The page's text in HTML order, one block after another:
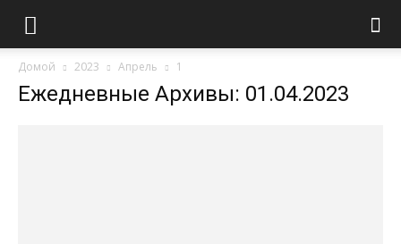
Домой 2023 Апрель 1
Ежедневные Архивы: 01.04.2023